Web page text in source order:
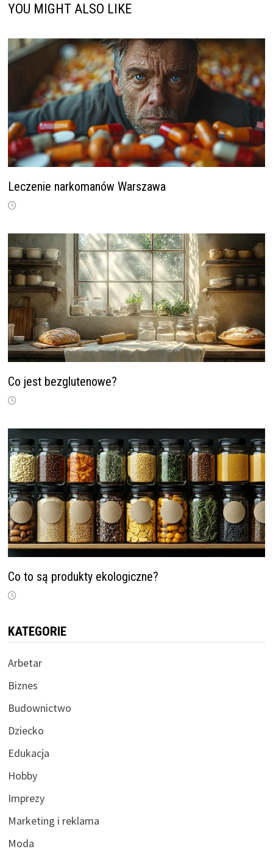
YOU MIGHT ALSO LIKE
Leczenie narkomanów Warszawa
Co jest bezglutenowe?
Co to są produkty ekologiczne?
KATEGORIE
Arbetar
Biznes
Budownictwo
Dziecko
Edukacja
Hobby
Imprezy
Marketing i reklama
Moda